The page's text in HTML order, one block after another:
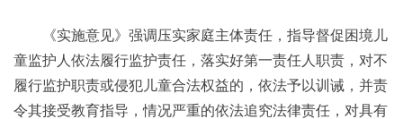
《实施意见》强调压实家庭主体责任，指导督促困境儿
童监护人依法履行监护责任，落实好第一责任人职责，对不
履行监护职责或侵犯儿童合法权益的，依法予以训诫，并责
令其接受教育指导，情况严重的依法追究法律责任，对具有